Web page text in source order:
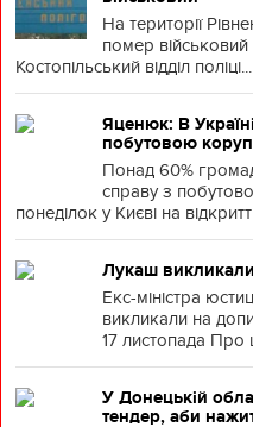
На території
помер
Костопільський відділ поліці...
Яценюк: В
побутовою
Понад 60%
справу з
понеділок у Києві на
Лукаш
Екс-міністра
викликали на
17 листопада Про
У Донецькій
тендер, аби